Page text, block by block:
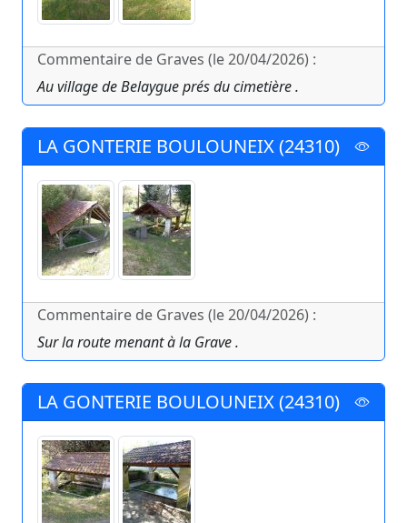
Commentaire de Graves (le 20/04/2026) :
Au village de Belaygue prés du cimetière .
LA GONTERIE BOULOUNEIX (24310)
Commentaire de Graves (le 20/04/2026) :
Sur la route menant à la Grave .
LA GONTERIE BOULOUNEIX (24310)